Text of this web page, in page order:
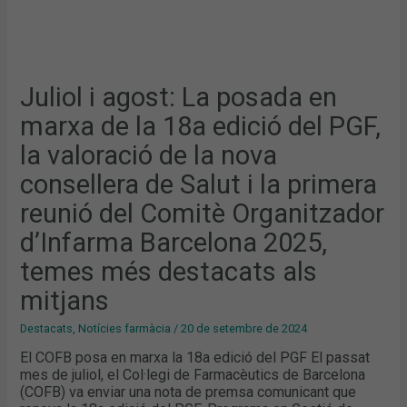
Juliol i agost: La posada en
marxa de la 18a edició del PGF,
la valoració de la nova
consellera de Salut i la primera
reunió del Comitè Organitzador
d’Infarma Barcelona 2025,
temes més destacats als
mitjans
Destacats, Notícies farmàcia /20 de setembre de 2024
El COFB posa en marxa la 18a edició del PGF El passat
mes de juliol, el Col·legi de Farmacèutics de Barcelona
(COFB) va enviar una nota de premsa comunicant que
PRIMERA
REUNIÓ
DEL
COMITÈ
ORGANITZADOR
D’INFARMA
BARCELONA
2025,
TEMES
MÉS
DESTACATS
ALS
MITJANS